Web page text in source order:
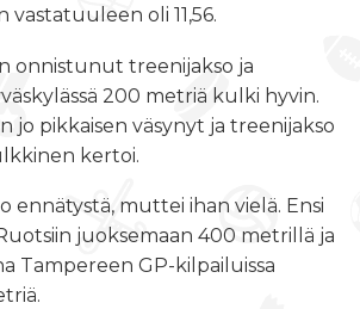
oli 11,56.
onnistunut treenijakso ja
200 metriä kulki hyvin.
jo pikkaisen väsynyt ja treenijakso
kertoi.
ennätystä, muttei ihan vielä. Ensi
juoksemaan 400 metrillä ja
Tampereen GP-kilpailuissa